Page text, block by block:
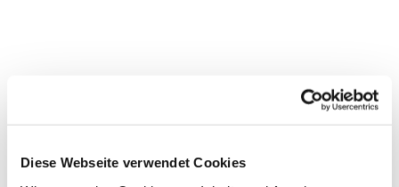
Diese Webseite verwendet Cookies